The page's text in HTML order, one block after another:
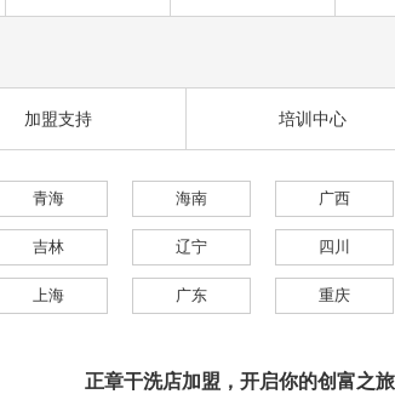
加盟支持 培训中心
青海 海南 广西
吉林 辽宁 四川
上海 广东 重庆
正章干洗店加盟，开启你的创富之旅